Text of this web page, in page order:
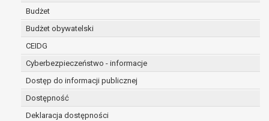
Budżet
Budżet obywatelski
CEIDG
Cyberbezpieczeństwo - informacje
Dostęp do informacji publicznej
Dostępność
Deklaracja dostępności
przepisów prawa.
Pani/Pana dane osobowe będą przetwarzane
przez okres niezbędny do realizacji celu dla jakiego
zostały zebrane oraz zgodnie z terminami
archiwizacji określonymi przez przepisy prawa
powszechnie obowiązującego.
W przypadku, gdy dane osobowe przetwarzane są
na podstawie zgody osoby, której dane dotyczą